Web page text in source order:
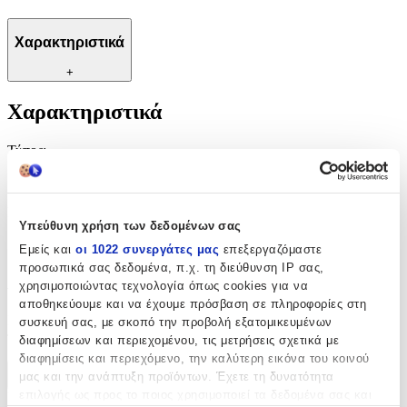
Υπεύθυνη χρήση των δεδομένων σας
Εμείς και οι 1022 συνεργάτες μας επεξεργαζόμαστε
προσωπικά σας δεδομένα, π.χ. τη διεύθυνση IP σας,
χρησιμοποιώντας τεχνολογία όπως cookies για να
αποθηκεύουμε και να έχουμε πρόσβαση σε πληροφορίες στη
συσκευή σας, με σκοπό την προβολή εξατομικευμένων
διαφημίσεων και περιεχομένου, τις μετρήσεις σχετικά με
διαφημίσεις και περιεχόμενο, την καλύτερη εικόνα του κοινού
μας και την ανάπτυξη προϊόντων. Έχετε τη δυνατότητα
Χαρακτηριστικά
+
Χαρακτηριστικά
Τύπος:
Αξιολογήσεις
Προς το παρόν δεν υπάρχουν άλλες αξιολογήσεις. Όταν
προστεθούν, θα εμφανιστούν εδώ.
Πώς υπολογίζεται η βαθμολογία